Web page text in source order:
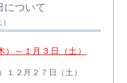
について
～１月３日（土）
１２月２７日（土）